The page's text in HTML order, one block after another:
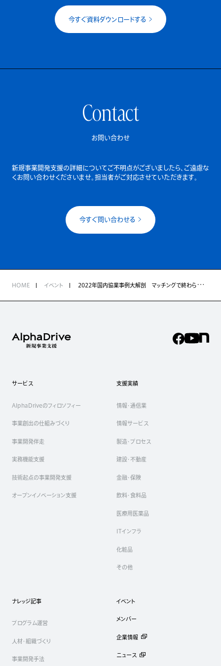
今すぐ資料ダウンロードする
Contact
お問い合わせ
新規事業開発支援の詳細についてご不明点がございましたら、 ご遠慮な
くお問い合わせくださいませ。担当者がご対応させていただきます。
今すぐ問い合わせる
HOME イベント 2022年国内協業事例大解剖 マッチングで終わらない協業とは Part2
サービス
AlphaDriveのフィロソフィー
事業創出の仕組みづくり
事業開発伴走
実務機能支援
技術起点の事業開発支援
オープンイノベーション支援
支援実績
情報・通信業
情報サービス
製造・プロセス
建設・不動産
金融・保険
飲料・食料品
医療用医薬品
ITインフラ
化粧品
その他
ナレッジ記事
プログラム運営
人材・組織づくり
事業開発手法
イベント
メンバー
企業情報
ニュース